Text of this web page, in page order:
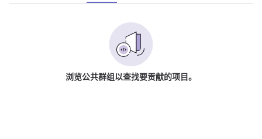
浏览公共群组以查找要贡献的项目。